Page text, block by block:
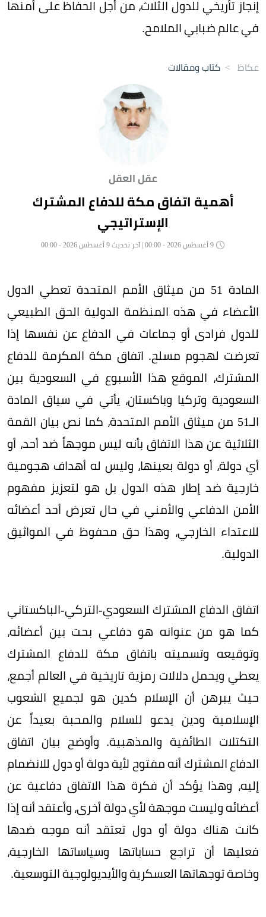
إنجاز تأريخي للدول الثلاث، من أجل الحفاظ على أمنها
في عالم ضبابي الملامح.
عكاظ > كتاب ومقالات
عقل العقل
أهمية اتفاق مكة للدفاع المشترك
الإستراتيجي
المادة 51 من ميثاق الأمم المتحدة تعطي الدول
الأعضاء في هذه المنظمة الدولية الحق الطبيعي
للدول فرادى أو جماعات في الدفاع عن نفسها إذا
تعرضت لهجوم مسلح. اتفاق مكة المكرمة للدفاع
المشترك، الموقع هذا الأسبوع في السعودية بين
السعودية وتركيا وباكستان، يأتي في سياق المادة
الـ51 من ميثاق الأمم المتحدة، كما نص بيان القمة
الثلاثية عن هذا الاتفاق بأنه ليس موجهاً ضد أحد، أو
أي دولة، أو دولة بعينها، وليس له أهداف هجومية
خارجية ضد إطار هذه الدول بل هو لتعزيز مفهوم
الأمن الدفاعي والأمني في حال تعرض أحد أعضائه
للاعتداء الخارجي، وهذا حق محفوظ في المواثيق
الدولية.
اتفاق الدفاع المشترك السعودي-التركي-الباكستاني
كما هو من عنوانه هو دفاعي بحت بين أعضائه،
وتوقيعه وتسميته باتفاق مكة للدفاع المشترك
يعطي ويحمل دلالات رمزية تاريخية في العالم أجمع،
حيث يبرهن أن الإسلام كدين هو لجميع الشعوب
الإسلامية ودين يدعو للسلام والمحبة بعيداً عن
التكتلات الطائفية والمذهبية. وأوضح بيان اتفاق
الدفاع المشترك أنه مفتوح لأية دولة أو دول للانضمام
إليه، وهذا يؤكد أن فكرة هذا الاتفاق دفاعية عن
أعضائه وليست موجهة لأي دولة أخرى، وأعتقد أنه إذا
كانت هناك دولة أو دول تعتقد أنه موجه ضدها
فعليها أن تراجع حساباتها وسياساتها الخارجية،
وخاصة توجهاتها العسكرية والأيديولوجية التوسعية.